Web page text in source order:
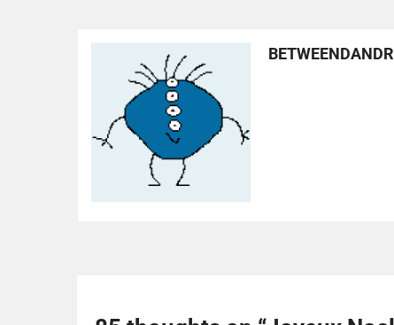
BETWEENDANDR